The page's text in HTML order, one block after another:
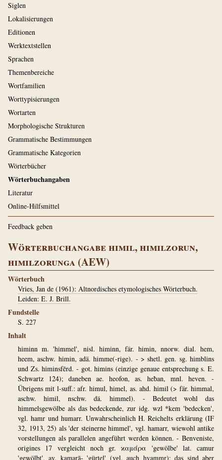
Siglen
Lokalisierungen
Editionen
Werktextstellen
Sprachen
Themenbereiche
Wortfamilien
Worttypisierungen
Wortarten
Morphologische Strukturen
Grammatische Bestimmungen
Grammatische Kategorien
Wörterbücher
Wörterbuchangaben
Literatur
Online-Hilfsmittel
Feedback geben
Wörterbuchangabe himil, himilzorun,
himilzorunga (AEW)
Wörterbuch
Vries, Jan de (1961): Altnordisches etymologisches Wörterbuch.
Leiden: E. J. Brill.
Fundstelle
S. 227
Inhalt
himinn m. 'himmel', nisl. himinn, fär. himin, nnorw. dial. hem,
heem, aschw. himin, adä. himme(-rige). - > shetl. gen. sg. himblins
und Zs. himinsfērd. - got. himins (einzige genaue entsprechung s. E.
Schwartz 124); daneben ae. heofon, as. heƀan, mnl. heven. -
Übrigens mit l-suff.: afr. himul, himel, as. ahd. himil (> fär. himmal,
aschw. himil, nschw. dä. himmel). - Bedeutet wohl das
himmelsgewölbe als das bedeckende, zur idg. wzl *kem 'bedecken',
vgl. hamr und humarr. Unwahrscheinlich H. Reichelts erklärung (IF
32, 1913, 25) als 'der steinerne himmel', vgl. hamarr, wiewohl antike
vorstellungen als parallelen angeführt werden können. - Benveniste,
origines 17 vergleicht noch gr. ϰαμάρα 'gewölbe' lat. camur
'gewölbt', av. kamarā- 'gürtel' (vgl. auch hvammr); das sind aber